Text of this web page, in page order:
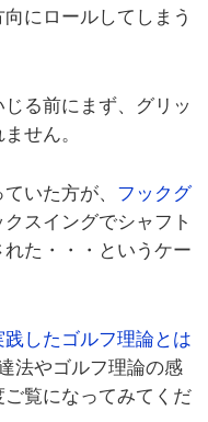
にロールしてしまう
る前にまず、グリッ
せん。
いた方が、 フックグ
スイングでシャフト
た・・・というケー
したゴルフ理論とは
法やゴルフ理論の感
覧になってみてくだ